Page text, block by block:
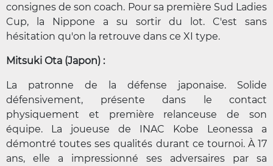
consignes de son coach. Pour sa première Sud Ladies
Cup, la Nippone a su sortir du lot. C'est sans
hésitation qu'on la retrouve dans ce XI type.
Mitsuki Ota (Japon) :
La patronne de la défense japonaise. Solide
défensivement, présente dans le contact
physiquement et première relanceuse de son
équipe. La joueuse de INAC Kobe Leonessa a
démontré toutes ses qualités durant ce tournoi. À 17
ans, elle a impressionné ses adversaires par sa